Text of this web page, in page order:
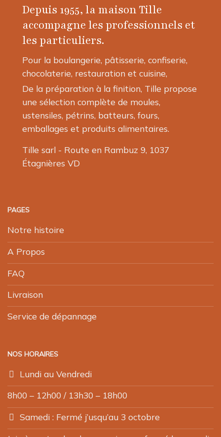
Depuis 1955, la maison Tille
accompagne les professionnels et
les particuliers.
Pour la boulangerie, pâtisserie, confiserie,
chocolaterie, restauration et cuisine,
De la préparation à la finition, Tille propose
une sélection complète de moules,
ustensiles, pétrins, batteurs, fours,
emballages et produits alimentaires.
Tille sarl - Route en Rambuz 9, 1037
Étagnières VD
PAGES
Notre histoire
A Propos
FAQ
Livraison
Service de dépannage
NOS HORAIRES
Lundi au Vendredi
8h00 – 12h00 / 13h30 – 18h00
Samedi : Fermé j’usqu’au 3 octobre